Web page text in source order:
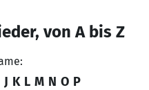
von A bis Z
J K L M N O P